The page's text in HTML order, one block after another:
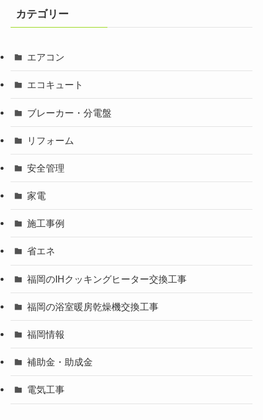
カテゴリー
エアコン
エコキュート
ブレーカー・分電盤
リフォーム
安全管理
家電
施工事例
省エネ
福岡のIHクッキングヒーター交換工事
福岡の浴室暖房乾燥機交換工事
福岡情報
補助金・助成金
電気工事